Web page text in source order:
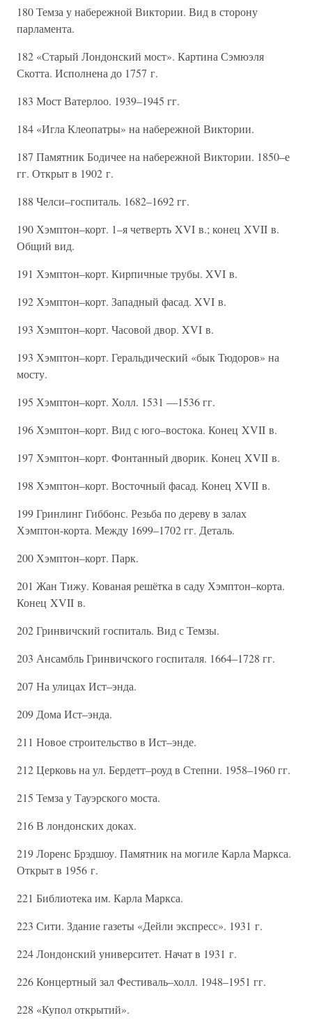
180 Темза у набережной Виктории. Вид в сторону
парламента.
182 «Старый Лондонский мост». Картина Сэмюэля
Скотта. Исполнена до 1757 г.
183 Мост Ватерлоо. 1939–1945 гг.
184 «Игла Клеопатры» на набережной Виктории.
187 Памятник Бодичее на набережной Виктории. 1850–е
гг. Открыт в 1902 г.
188 Челси–госпиталь. 1682–1692 гг.
190 Хэмптон–корт. 1–я четверть XVI в.; конец XVII в.
Общий вид.
191 Хэмптон–корт. Кирпичные трубы. XVI в.
192 Хэмптон–корт. Западный фасад. XVI в.
193 Хэмптон–корт. Часовой двор. XVI в.
193 Хэмптон–корт. Геральдический «бык Тюдоров» на
мосту.
195 Хэмптон–корт. Холл. 1531 —1536 гг.
196 Хэмптон–корт. Вид с юго–востока. Конец XVII в.
197 Хэмптон–корт. Фонтанный дворик. Конец XVII в.
198 Хэмптон–корт. Восточный фасад. Конец XVII в.
199 Гринлинг Гиббонс. Резьба по дереву в залах
Хэмптон-корта. Между 1699–1702 гг. Деталь.
200 Хэмптон–корт. Парк.
201 Жан Тижу. Кованая решётка в саду Хэмптон–корта.
Конец XVII в.
202 Гринвичский госпиталь. Вид с Темзы.
203 Ансамбль Гринвичского госпиталя. 1664–1728 гг.
207 На улицах Ист–энда.
209 Дома Ист–энда.
211 Новое строительство в Ист–энде.
212 Церковь на ул. Бердетт–роуд в Степни. 1958–1960 гг.
215 Темза у Тауэрского моста.
216 В лондонских доках.
219 Лоренс Брэдшоу. Памятник на могиле Карла Маркса.
Открыт в 1956 г.
221 Библиотека им. Карла Маркса.
223 Сити. Здание газеты «Дейли экспресс». 1931 г.
224 Лондонский университет. Начат в 1931 г.
226 Концертный зал Фестиваль–холл. 1948–1951 гг.
228 «Купол открытий».